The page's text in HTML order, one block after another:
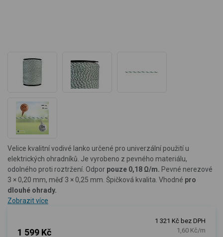
Velice kvalitní vodivé lanko určené pro univerzální použití u
elektrických ohradníků. Je vyrobeno z pevného materiálu,
odolného proti roztržení. Odpor pouze 0,18 Ω/m. Pevné nerezové
3 × 0,20 mm, měď 3 × 0,25 mm. Špičková kvalita. Vhodné pro
dlouhé ohrady.
Zobrazit více
1 599 Kč
1 321 Kč bez DPH
1,60 Kč/m